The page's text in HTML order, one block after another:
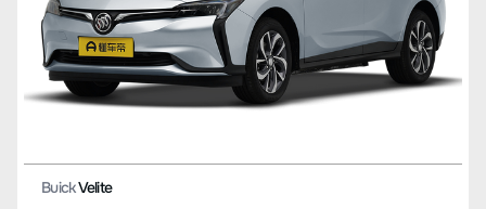
BuickVelite